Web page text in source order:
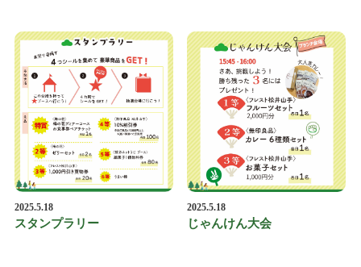
2025.5.18
スタンプラリー
2025.5.18
じゃんけん大会